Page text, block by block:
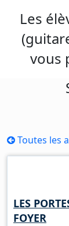
Les
vous
Toutes les
LES
FOYER